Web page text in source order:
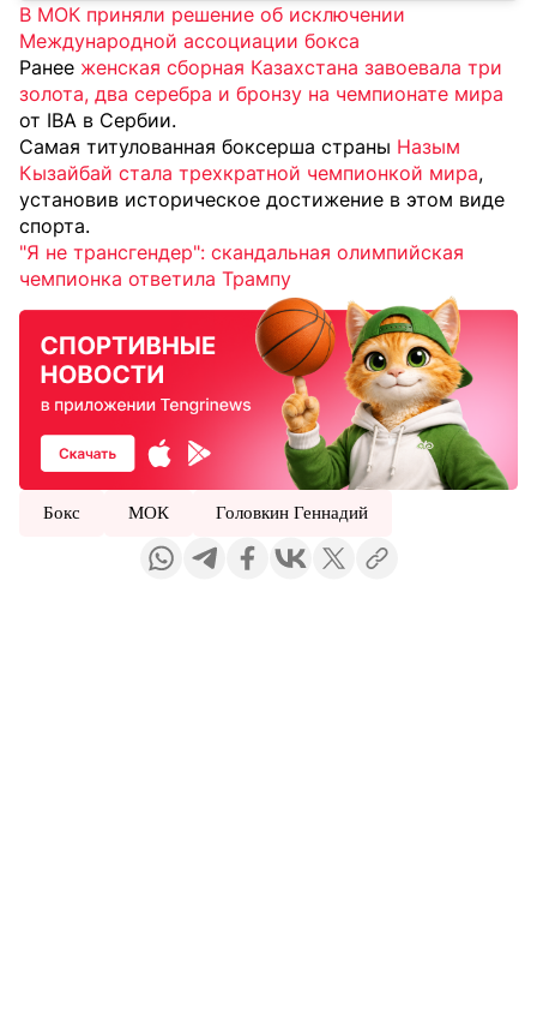
В МОК приняли решение об исключении
Международной ассоциации бокса
Ранее женская сборная Казахстана завоевала три
золота, два серебра и бронзу на чемпионате мира
от IBA в Сербии.
Самая титулованная боксерша страны Назым
Кызайбай стала трехкратной чемпионкой мира,
установив историческое достижение в этом виде
спорта.
"Я не трансгендер": скандальная олимпийская
чемпионка ответила Трампу
Бокс МОК Головкин Геннадий